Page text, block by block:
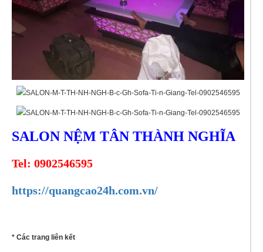
SALON NỆM TÂN THÀNH NGHĨA
Tel: 0902546595
https://quangcao24h.com.vn/
* Các trang liên kết